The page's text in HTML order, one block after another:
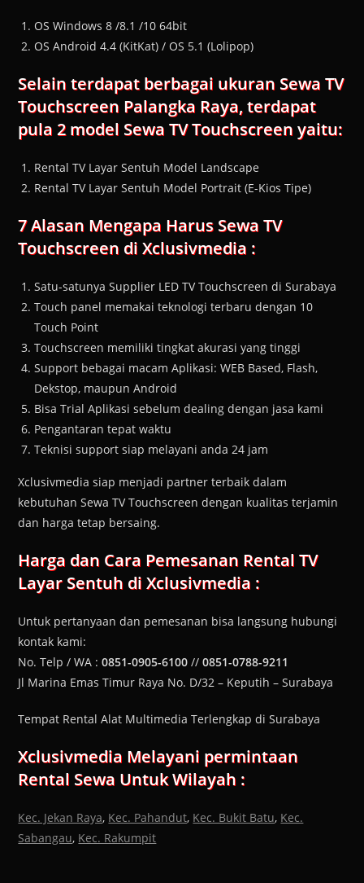
OS Windows 8 /8.1 /10 64bit
OS Android 4.4 (KitKat) / OS 5.1 (Lolipop)
Selain terdapat berbagai ukuran Sewa TV
Touchscreen Palangka Raya, terdapat
pula 2 model Sewa TV Touchscreen yaitu:
Rental TV Layar Sentuh Model Landscape
Rental TV Layar Sentuh Model Portrait (E-Kios Tipe)
7 Alasan Mengapa Harus Sewa TV
Touchscreen di Xclusivmedia :
Satu-satunya Supplier LED TV Touchscreen di Surabaya
Touch panel memakai teknologi terbaru dengan 10
Touch Point
Touchscreen memiliki tingkat akurasi yang tinggi
Support bebagai macam Aplikasi: WEB Based, Flash,
Dekstop, maupun Android
Bisa Trial Aplikasi sebelum dealing dengan jasa kami
Pengantaran tepat waktu
Teknisi support siap melayani anda 24 jam
Xclusivmedia siap menjadi partner terbaik dalam
kebutuhan Sewa TV Touchscreen dengan kualitas terjamin
dan harga tetap bersaing.
Harga dan Cara Pemesanan Rental TV
Layar Sentuh di Xclusivmedia :
Untuk pertanyaan dan pemesanan bisa langsung hubungi
kontak kami:
No. Telp / WA :0851-0905-6100 //0851-0788-9211
Jl Marina Emas Timur Raya No. D/32 – Keputih – Surabaya
Tempat Rental Alat Multimedia Terlengkap di Surabaya
Xclusivmedia Melayani permintaan
Rental Sewa Untuk Wilayah :
Kec. Jekan Raya, Kec. Pahandut, Kec. Bukit Batu, Kec.
Sabangau, Kec. Rakumpit